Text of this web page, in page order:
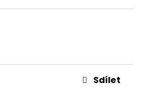
Sdílet